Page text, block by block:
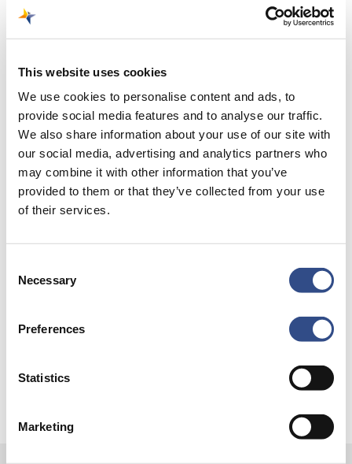
This website uses cookies
We use cookies to personalise content and ads, to
provide social media features and to analyse our traffic.
We also share information about your use of our site with
our social media, advertising and analytics partners who
may combine it with other information that you’ve
provided to them or that they’ve collected from your use
of their services.
Selection
Necessary
Preferences
Statistics
Marketing
Vrijdagochtend om 06.00 uur ging de luchthaven weer
Recente berichten
Trainingsvlucht 4 augustus
Nieuwe AI-primeur voor Maastricht Aachen Airport:
intelligent exoskelet ondersteunt vrachtafhandeling
Je kunt je nu aanmelden voor onze Burendag 2026!
Trainingsvlucht 17 juli